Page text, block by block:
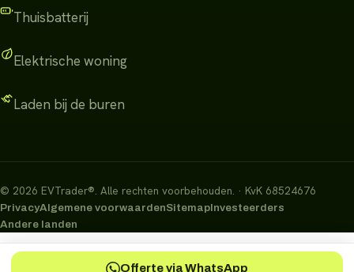
Thuisbatterij
Elektrische woning
Laden bij de buren
© 2026 EVTrader®. Alle rechten voorbehouden. · KvK 68524676
PrivacyAlgemene voorwaardenSitemapInvesteerders
Andere landen
Offerte via WhatsApp